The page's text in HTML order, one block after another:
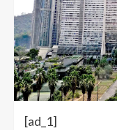
[ad_1]